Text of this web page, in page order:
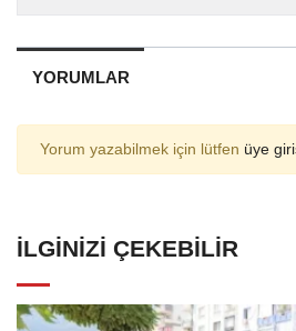
YORUMLAR
Yorum yazabilmek için lütfen üye
İLGINIZI ÇEKEBILIR